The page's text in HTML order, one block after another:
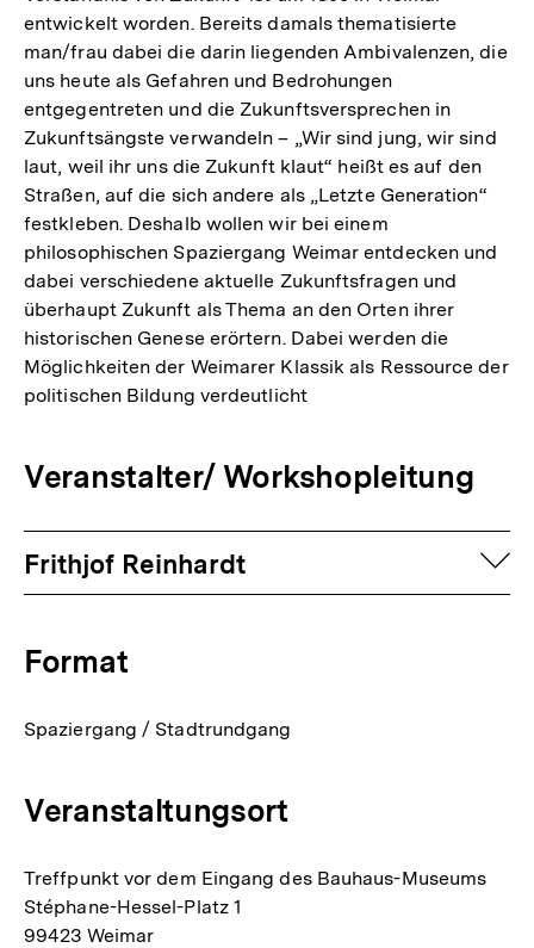
entwickelt worden. Bereits damals thematisierte
man/frau dabei die darin liegenden Ambivalenzen, die
uns heute als Gefahren und Bedrohungen
entgegentreten und die Zukunftsversprechen in
Zukunftsängste verwandeln – „Wir sind jung, wir sind
laut, weil ihr uns die Zukunft klaut“ heißt es auf den
Straßen, auf die sich andere als „Letzte Generation“
festkleben. Deshalb wollen wir bei einem
philosophischen Spaziergang Weimar entdecken und
dabei verschiedene aktuelle Zukunftsfragen und
überhaupt Zukunft als Thema an den Orten ihrer
historischen Genese erörtern. Dabei werden die
Möglichkeiten der Weimarer Klassik als Ressource der
politischen Bildung verdeutlicht
Veranstalter/ Workshopleitung
Frithjof Reinhardt
Format
Spaziergang / Stadtrundgang
Veranstaltungsort
Treffpunkt vor dem Eingang des Bauhaus-Museums
Stéphane-Hessel-Platz 1
99423 Weimar